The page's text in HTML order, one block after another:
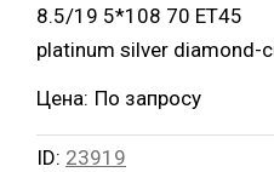
8.5/19 5*108 70 ET45
platinum silver diamond-
Цена: По запросу
ID: 23919